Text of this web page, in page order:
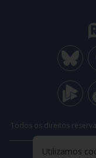
Todos os direitos
Utilizamos